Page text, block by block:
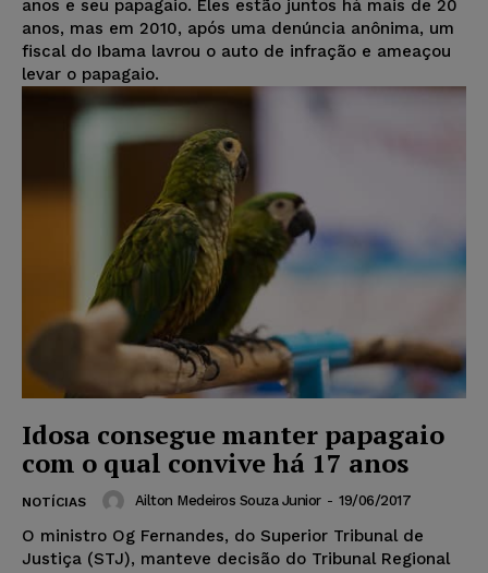
anos e seu papagaio. Eles estão juntos há mais de 20
anos, mas em 2010, após uma denúncia anônima, um
fiscal do Ibama lavrou o auto de infração e ameaçou
levar o papagaio.
Idosa consegue manter papagaio
com o qual convive há 17 anos
NOTÍCIAS Ailton Medeiros Souza Junior - 19/06/2017
O ministro Og Fernandes, do Superior Tribunal de
Justiça (STJ), manteve decisão do Tribunal Regional